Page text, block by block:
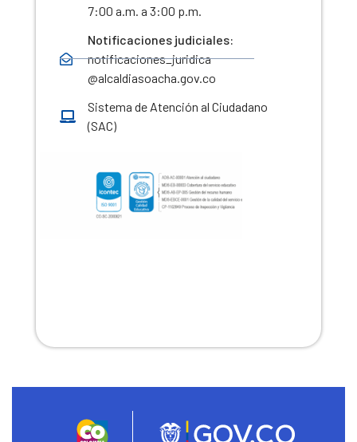
7:00 a.m. a 3:00 p.m.
Notificaciones judiciales:
notificaciones_juridica
@alcaldiasoacha.gov.co
Sistema de Atención al Ciudadano
(SAC)